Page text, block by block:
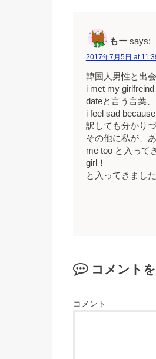
もー says:
2017年7月5日 at
韓国人男性と出
i met my
dateと言う言葉
i feel sad
訳しても分かりづ
その他に私が、
me too と入って
girl！
と入ってきまし
コメント
コメント